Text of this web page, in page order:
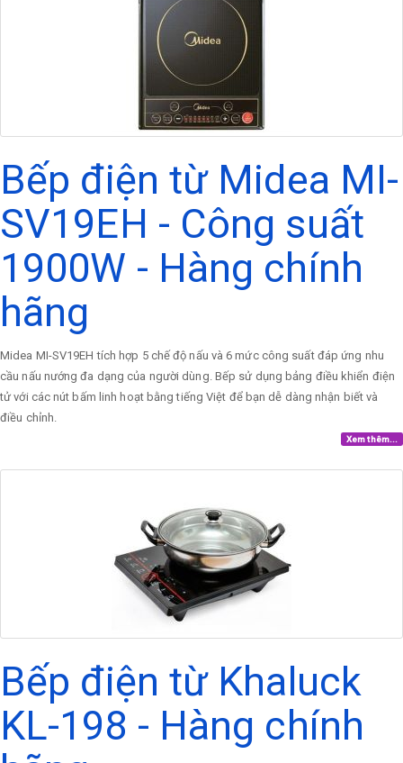
Bếp điện từ Midea MI-
SV19EH - Công suất
1900W - Hàng chính
hãng
Midea MI-SV19EH tích hợp 5 chế độ nấu và 6 mức công suất đáp ứng nhu
cầu nấu nướng đa dạng của người dùng. Bếp sử dụng bảng điều khiển điện
tử với các nút bấm linh hoạt bằng tiếng Việt để bạn dễ dàng nhận biết và
điều chỉnh.
Xem thêm...
Bếp điện từ Khaluck
KL-198 - Hàng chính